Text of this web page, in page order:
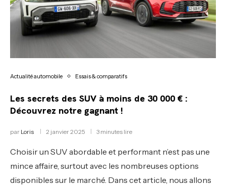
Actualité automobile Essais & comparatifs
Les secrets des SUV à moins de 30 000 € :
Découvrez notre gagnant !
par Loris 2 janvier 2025 3 minutes lire
Choisir un SUV abordable et performant n’est pas une
mince affaire, surtout avec les nombreuses options
disponibles sur le marché. Dans cet article, nous allons